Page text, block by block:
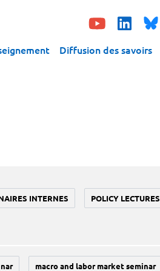
Diffusion des savoirs
INTERNES POLICY LECTURES
macro and labor market seminar